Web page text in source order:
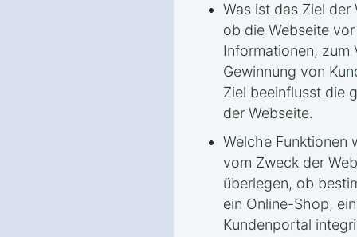
Was ist das Ziel der
ob die Webseite
Informationen, zum
Gewinnung von
Ziel beeinflusst die
der Webseite.
Welche Funktionen
vom Zweck der
überlegen, ob
ein Online-Shop,
Kundenportal